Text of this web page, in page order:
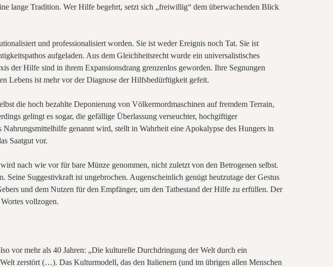
lange Tradition. Wer Hilfe begehrt, setzt sich „freiwillig“ dem überwachenden Blick
und professionalisiert worden. Sie ist weder Ereignis noch Tat. Sie ist
aufgeladen. Aus dem Gleichheitsrecht wurde ein universalistisches
der Hilfe sind in ihrem Expansionsdrang grenzenlos geworden. Ihre Segnungen
Lebens ist mehr vor der Diagnose der Hilfsbedürftigkeit gefeit.
die hoch bezahlte Deponierung von Völkermordmaschinen auf fremdem Terrain,
gelingt es sogar, die gefällige Überlassung verseuchter, hochgiftiger
genannt wird, stellt in Wahrheit eine Apokalypse des Hungers in
Saatgut vor.
nach wie vor für bare Münze genommen, nicht zuletzt von den Betrogenen selbst.
Suggestivkraft ist ungebrochen. Augenscheinlich genügt heutzutage der Gestus
und dem Nutzen für den Empfänger, um den Tatbestand der Hilfe zu erfüllen. Der
vollzogen.
vor mehr als 40 Jahren: „Die kulturelle Durchdringung der Welt durch ein
zerstört (…). Das Kulturmodell, das den Italienern (und im übrigen allen Menschen